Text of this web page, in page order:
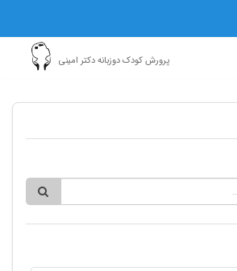
پرورش کودک دوزبانه دکتر امینی